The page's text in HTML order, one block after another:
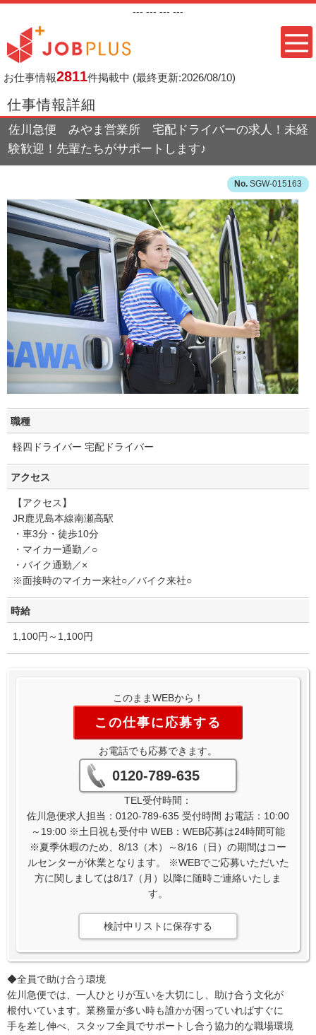
--- --- --- ---
お仕事情報2811件掲載中 (最終更新:2026/08/10)
仕事情報詳細
佐川急便 みやま営業所 宅配ドライバーの求人！未経
験歓迎！先輩たちがサポートします♪
SGW-015163
職種
軽四ドライバー 宅配ドライバー
アクセス
【アクセス】
JR鹿児島本線南瀬高駅
・車3分・徒歩10分
・マイカー通勤／○
・バイク通勤／×
※面接時のマイカー来社○／バイク来社○
時給
1,100円～1,100円
このままWEBから！
この仕事に応募する
お電話でも応募できます。
0120-789-635
TEL受付時間：
佐川急便求人担当：0120-789-635 受付時間 お電話：10:00
～19:00 ※土日祝も受付中 WEB：WEB応募は24時間可能
※夏季休暇のため、8/13（木）～8/16（日）の期間はコー
ルセンターが休業となります。 ※WEBでご応募いただいた
方に関しましては8/17（月）以降に随時ご連絡いたしま
す。
検討中リストに保存する
◆全員で助け合う環境
佐川急便では、一人ひとりが互いを大切にし、助け合う文化が
根付いています。業務量が多い時も誰かが困っていればすぐに
手を差し伸べ、スタッフ全員でサポートし合う協力的な職場環境